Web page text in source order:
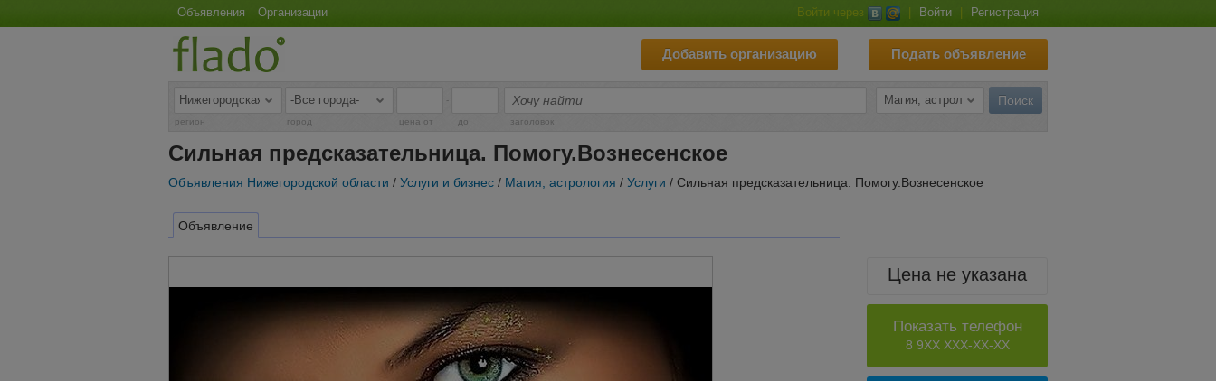
Объявления Организации Войти через Войти Регистрация
Подать объявление
Добавить организацию
-
регион город цена от до заголовок
Сильная предсказательница. Помогу.Вознесенское
Объявления Нижегородской области / Услуги и бизнес / Магия, астрология / Услуги / Сильная предсказательница. Помогу.Вознесенское
Объявление
Цена не указана
Показать телефон
8 9XX XXX-XX-XX